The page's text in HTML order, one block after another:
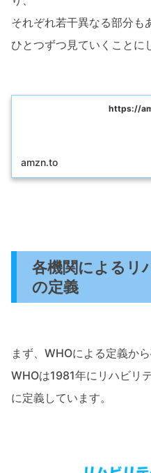
それぞれ若干異なる部分も
ひとつずつ見ていくことに
https://
amzn.to
各機関によるリ
の定義
まず、WHOによる定義か
WHOは1981年にリハビリ
に定義しています。